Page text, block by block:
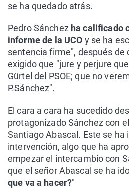
se ha quedado atrás.
Pedro Sánchez ha calificado
informe de la UCO y se ha
sentencia firme", después de
exigido que "jure y perjure
Gürtel del PSOE; que no
P.Sánchez".
El cara a cara ha sucedido
protagonizado Sánchez con
Santiago Abascal. Este se ha
intervención, algo que ha
empezar el intercambio con
que el señor Abascal se ha
que va a hacer?"